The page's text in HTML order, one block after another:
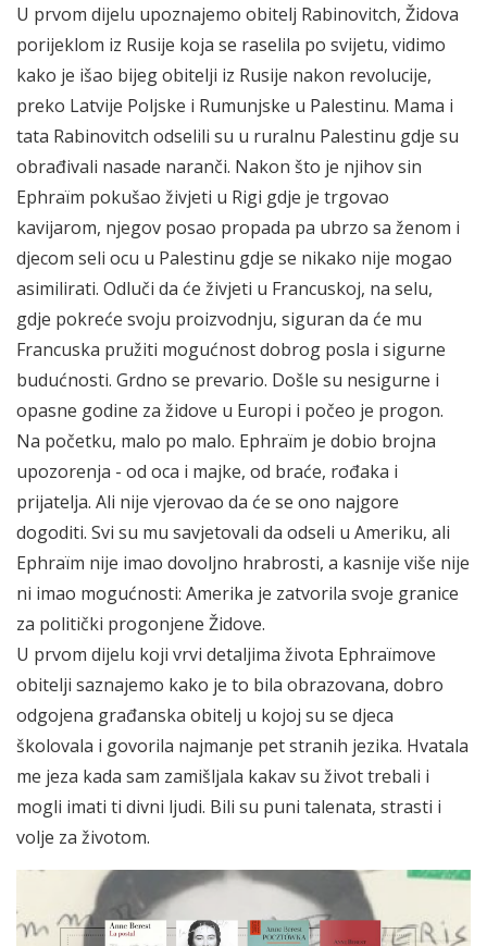
U prvom dijelu upoznajemo obitelj Rabinovitch, Židova
porijeklom iz Rusije koja se raselila po svijetu, vidimo
kako je išao bijeg obitelji iz Rusije nakon revolucije,
preko Latvije Poljske i Rumunjske u Palestinu. Mama i
tata Rabinovitch odselili su u ruralnu Palestinu gdje su
obrađivali nasade naranči. Nakon što je njihov sin
Ephraïm pokušao živjeti u Rigi gdje je trgovao
kavijarom, njegov posao propada pa ubrzo sa ženom i
djecom seli ocu u Palestinu gdje se nikako nije mogao
asimilirati. Odluči da će živjeti u Francuskoj, na selu,
gdje pokreće svoju proizvodnju, siguran da će mu
Francuska pružiti mogućnost dobrog posla i sigurne
budućnosti. Grdno se prevario. Došle su nesigurne i
opasne godine za židove u Europi i počeo je progon.
Na početku, malo po malo. Ephraïm je dobio brojna
upozorenja - od oca i majke, od braće, rođaka i
prijatelja. Ali nije vjerovao da će se ono najgore
dogoditi. Svi su mu savjetovali da odseli u Ameriku, ali
Ephraïm nije imao dovoljno hrabrosti, a kasnije više nije
ni imao mogućnosti: Amerika je zatvorila svoje granice
za politički progonjene Židove.
U prvom dijelu koji vrvi detaljima života Ephraïmove
obitelji saznajemo kako je to bila obrazovana, dobro
odgojena građanska obitelj u kojoj su se djeca
školovala i govorila najmanje pet stranih jezika. Hvatala
me jeza kada sam zamišljala kakav su život trebali i
mogli imati ti divni ljudi. Bili su puni talenata, strasti i
volje za životom.